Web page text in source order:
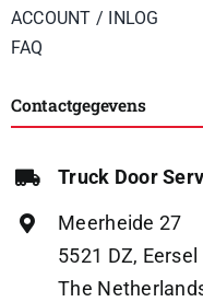
ACCOUNT / INLOG
FAQ
Contactgegevens
Truck Door
Meerheide 27
5521 DZ, Eersel
The